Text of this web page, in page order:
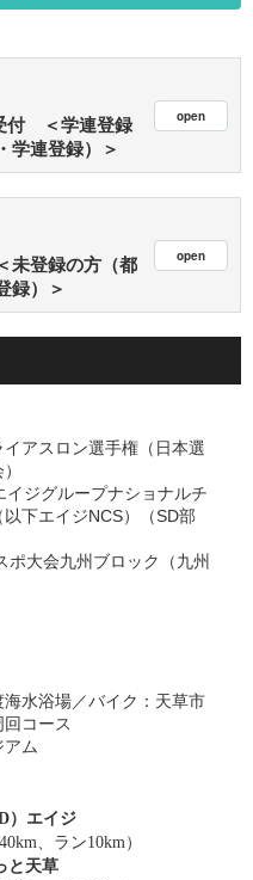
付 ＜学連登録
学連登録）＞
登録の方（都
録）＞
アスロン選手権（日本選
イジグループナショナルチ
下エイジNCS）（SD部
大会九州ブロック（九州
水浴場／バイク：天草市
コース
ム
）エイジ
、ラン10km）
と天草